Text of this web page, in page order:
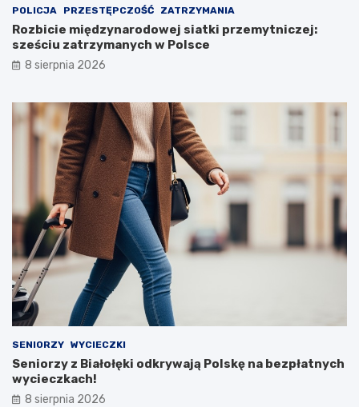
POLICJA PRZESTĘPCZOŚĆ ZATRZYMANIA
Rozbicie międzynarodowej siatki przemytniczej:
sześciu zatrzymanych w Polsce
8 sierpnia 2026
SENIORZY WYCIECZKI
Seniorzy z Białołęki odkrywają Polskę na bezpłatnych
wycieczkach!
8 sierpnia 2026